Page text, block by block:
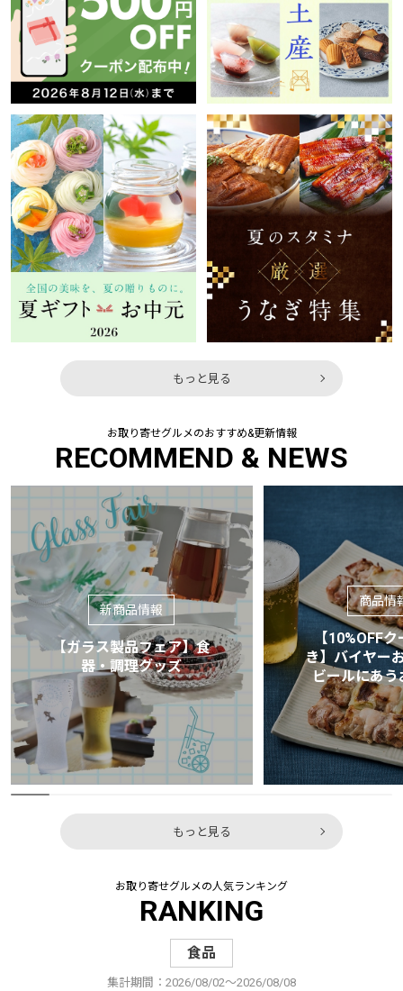
もっと見る
お取り寄せグルメのおすすめ&更新情報
RECOMMEND & NEWS
新商品情報
【ガラス製品フェア】食
器・調理グッズ
商品情
【10%OFF
き】バイヤー
ビールにあう
もっと見る
お取り寄せグルメの人気ランキング
RANKING
食品
集計期間：2026/08/02～2026/08/08